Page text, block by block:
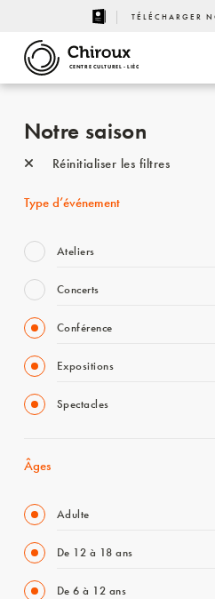
TÉLÉCHARGER
CENTRE CULTUREL - LIÈGE
Notre saison
Réinitialiser les filtres
Type d’événement
Ateliers
Concerts
Conférence
Expositions
Spectacles
Âges
Adulte
De 12 à 18 ans
De 6 à 12 ans